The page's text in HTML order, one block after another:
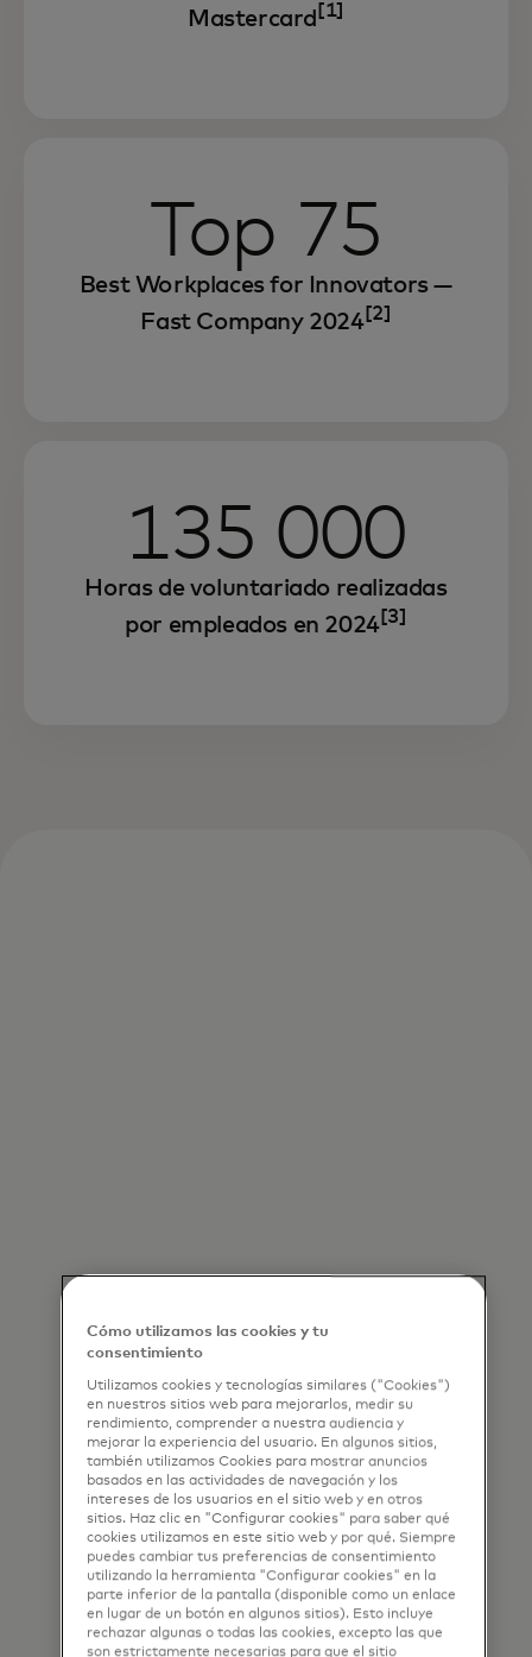
Mastercard [1]
Top 75
Best Workplaces for Innovators —
Fast Company 2024 [2]
135 000
Horas de voluntariado realizadas
por empleados en 2024[3]
Cómo utilizamos las cookies y tu
consentimiento
Utilizamos cookies y tecnologías similares ("Cookies")
en nuestros sitios web para mejorarlos, medir su
rendimiento, comprender a nuestra audiencia y
mejorar la experiencia del usuario. En algunos sitios,
también utilizamos Cookies para mostrar anuncios
basados en las actividades de navegación y los
intereses de los usuarios en el sitio web y en otros
sitios. Haz clic en "Configurar cookies" para saber qué
cookies utilizamos en este sitio web y por qué. Siempre
puedes cambiar tus preferencias de consentimiento
utilizando la herramienta "Configurar cookies" en la
parte inferior de la pantalla (disponible como un enlace
en lugar de un botón en algunos sitios). Esto incluye
rechazar algunas o todas las cookies, excepto las que
son estrictamente necesarias para que el sitio